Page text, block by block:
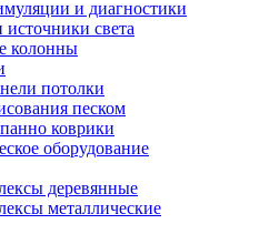
и диагностики
света
колонны
потолки
песком
коврики
оборудование
деревянные
металлические